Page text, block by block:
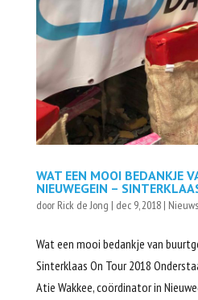
WAT EEN MOOI BEDANKJE
NIEUWEGEIN –
door Rick de Jong | dec 9, 2018| Nieuws
Wat een mooi bedankje van
Sinterklaas On Tour 2018
Atie Wakkee, coördinator in